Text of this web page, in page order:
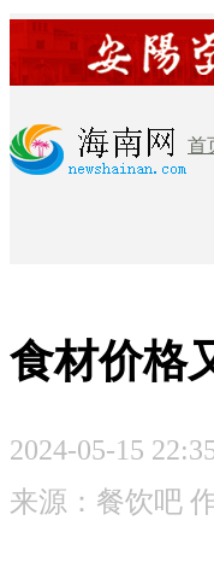
首
食材价格
2024-05-15
来源：餐饮吧